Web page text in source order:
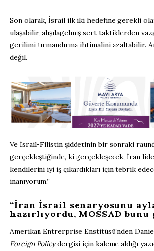
Son olarak, İsrail ilk iki hedefine gerekli
ulaşabilir, alışılagelmiş sert taktiklerden
gerilimi tırmandırma ihtimalini azaltabilir.
değil.
Ve İsrail-Filistin şiddetinin bir sonraki
gerçekleştiğinde, ki gerçekleşecek, İran
kendilerini iyi iş çıkardıkları için tebrik
inanıyorum.”
“İran İsrail senaryosunu
hazırlıyordu, MOSSAD bunu
Amerikan Entrerprise Enstitüsü’nden
Foreign Policydergisi için kaleme aldığı